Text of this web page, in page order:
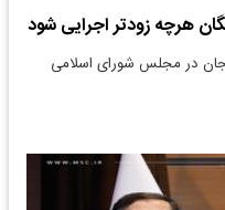
هرچه زودتر اجرایی شود
در مجلس شورای اسلامی